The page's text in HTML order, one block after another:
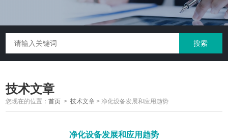
技术文章
您现在的位置：首页 >技术文章 >净化设备发展和应用趋势
净化设备发展和应用趋势